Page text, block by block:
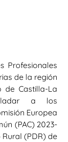
Profesionales
de la región
de Castilla-La
a los
Europea
(PAC) 2023-
(PDR) de